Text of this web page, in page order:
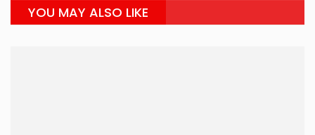
YOU MAY ALSO LIKE